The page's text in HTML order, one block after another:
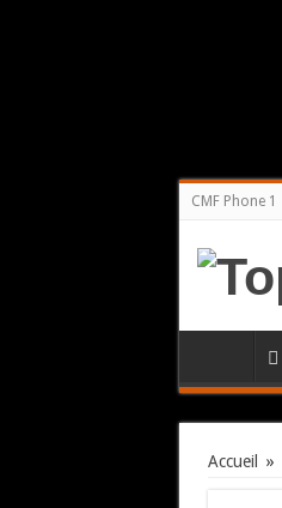
CMF Phone 1
Accueil »